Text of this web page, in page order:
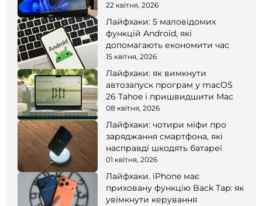
22 квітня, 2026
Лайфхаки: 5 маловідомих
функцій Android, які
допомагають економити час
15 квітня, 2026
Лайфхаки: як вимкнути
автозапуск програм у macOS
26 Tahoe і пришвидшити Mac
08 квітня, 2026
Лайфхаки: чотири міфи про
заряджання смартфона, які
насправді шкодять батареї
01 квітня, 2026
Лайфхаки. iPhone має
приховану функцію Back Tap: як
увімкнути керування